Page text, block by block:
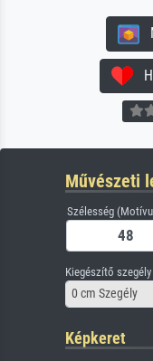
Művészeti
Szélesség
Kiegészítő szegély
0 cm Szegély
Képkeret